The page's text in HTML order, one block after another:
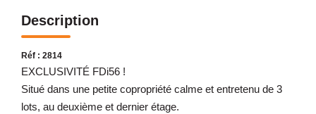
Description
Réf : 2814
EXCLUSIVITÉ FDi56 !
Situé dans une petite copropriété calme et entretenu de 3
lots, au deuxième et dernier étage.